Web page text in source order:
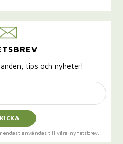
tips och nyheter!
endast användas till våra nyhetsbrev.